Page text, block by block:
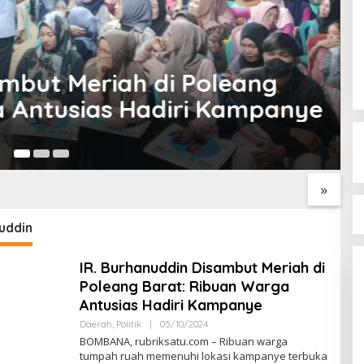
Ir. Burhanuddin, M.Si
Wakil Bupati
»
Kemerdekaan
di Konawe, Devile
Antisipasi Penyalahgunaan
BBM Subsidi, Kapolsek
IR. Burhanuddin Disambut Meriah di
Poleang Barat: Ribuan Warga
Antusias Hadiri Kampanye
Daerah, Politik 05/10/2024O
E
H
BOMBANA, rubriksatu.com – Ribuan warga
tumpah ruah memenuhi lokasi kampanye terbuka